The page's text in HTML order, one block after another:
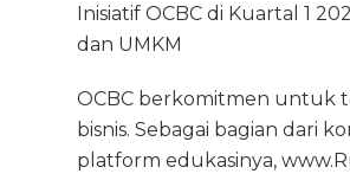
Inisiatif OCBC di Kuartal 1
dan UMKM
OCBC berkomitmen untuk
bisnis. Sebagai bagian dari
platform edukasinya,